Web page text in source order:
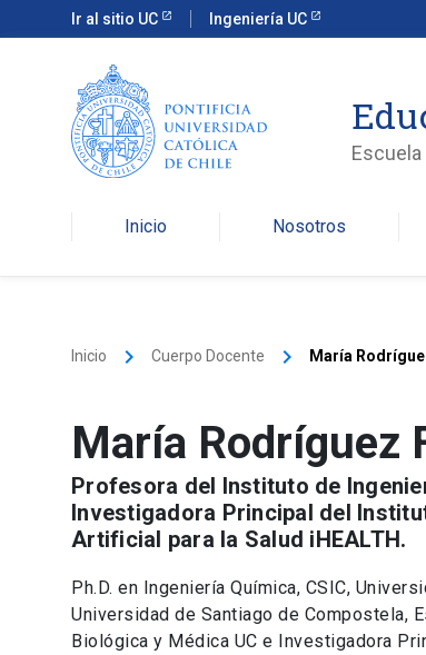
Ir al sitio UC Ingeniería UC
Inicio Nosotros
Inicio keyboard_arrow_right Cuerpo Docente keyboard_arrow_right María
María Rodríguez
Profesora del Instituto de
Investigadora Principal del
Artificial para la Salud iHEALTH.
Ph.D. en Ingeniería Química, CSIC,
Universidad de Santiago de Compostela,
Biológica y Médica UC e Investigadora